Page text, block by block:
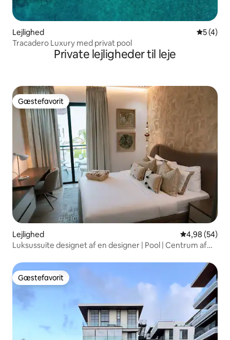
Lejlighed 5 ud af 5
5 (4)
Tracadero Luxury med privat pool
Private lejligheder til leje
Gæstefavorit
Gæstefavorit
Lejlighed 4,98 ud af 5 i
4,98 (54)
Luksussuite designet af en designer | Pool | Centrum af
Gæstefavorit
Gæstefavorit